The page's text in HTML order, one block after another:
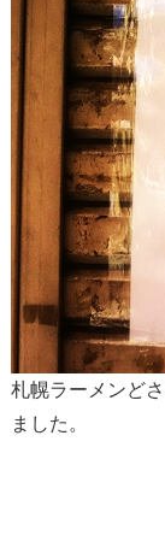
札幌ラーメンど
ました。